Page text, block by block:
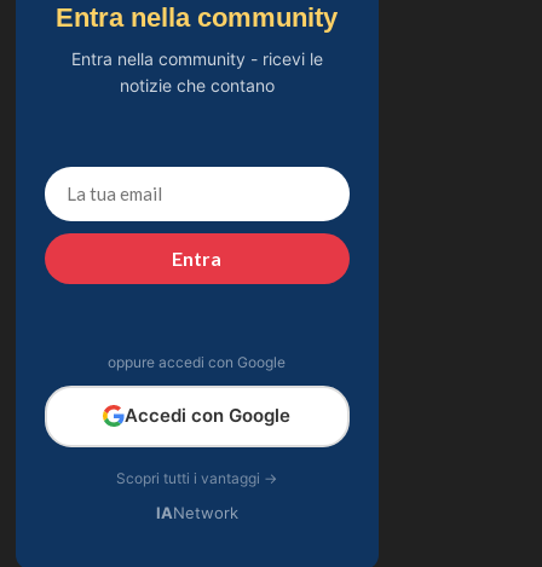
Entra nella community
Entra nella community - ricevi le
notizie che contano
Entra
oppure accedi con Google
Accedi con Google
Scopri tutti i vantaggi →
IANetwork